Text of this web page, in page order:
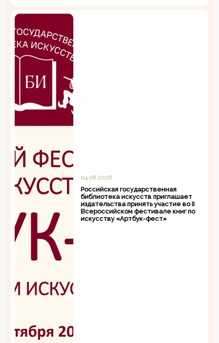
04.08.2026
Российская государственная
библиотека искусств приглашает
издательства принять участие во II
Всероссийском фестивале книг по
искусству «Артбук-фест»